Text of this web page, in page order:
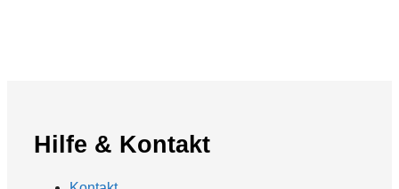
Hilfe & Kontakt